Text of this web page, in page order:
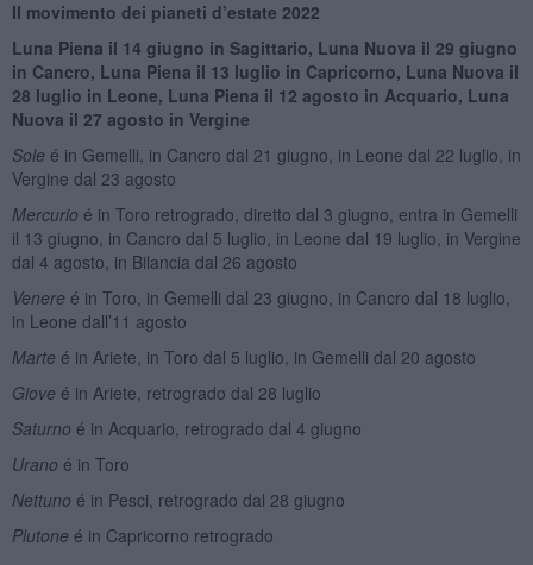
Il movimento dei pianeti d’estate 2022
Luna Piena il 14 giugno in Sagittario, Luna Nuova il 29 giugno
in Cancro, Luna Piena il 13 luglio in Capricorno, Luna Nuova il
28 luglio in Leone, Luna Piena il 12 agosto in Acquario, Luna
Nuova il 27 agosto in Vergine
Sole é in Gemelli, in Cancro dal 21 giugno, in Leone dal 22 luglio, in
Vergine dal 23 agosto
Mercurio é in Toro retrogrado, diretto dal 3 giugno, entra in Gemelli
il 13 giugno, in Cancro dal 5 luglio, in Leone dal 19 luglio, in Vergine
dal 4 agosto, in Bilancia dal 26 agosto
Venere é in Toro, in Gemelli dal 23 giugno, in Cancro dal 18 luglio,
in Leone dall’11 agosto
Marte é in Ariete, in Toro dal 5 luglio, in Gemelli dal 20 agosto
Giove é in Ariete, retrogrado dal 28 luglio
Saturno é in Acquario, retrogrado dal 4 giugno
Urano é in Toro
Nettuno é in Pesci, retrogrado dal 28 giugno
Plutone é in Capricorno retrogrado